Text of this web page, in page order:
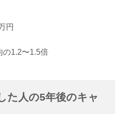
円
の1.2〜1.5倍
た人の5年後のキャ